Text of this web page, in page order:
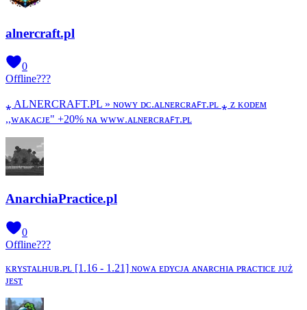
alnercraft.pl
0
Offline???
⁎ ALNERCRAFT.PL » ɴᴏᴡʏ ᴅᴄ.ᴀʟɴᴇʀᴄʀᴀꜰᴛ.ᴘʟ ⁎ ᴢ ᴋᴏᴅᴇᴍ
,,ᴡᴀᴋᴀᴄᴊᴇ" +20% ɴᴀ ᴡᴡᴡ.ᴀʟɴᴇʀᴄʀᴀꜰᴛ.ᴘʟ
AnarchiaPractice.pl
0
Offline???
ᴋʀʏsᴛᴀʟʜᴜʙ.ᴘʟ [1.16 - 1.21] ɴᴏᴡᴀ ᴇᴅʏᴄᴊᴀ ᴀɴᴀʀᴄʜɪᴀ ᴘʀᴀᴄᴛɪᴄᴇ ᴊᴜż
ᴊᴇѕᴛ